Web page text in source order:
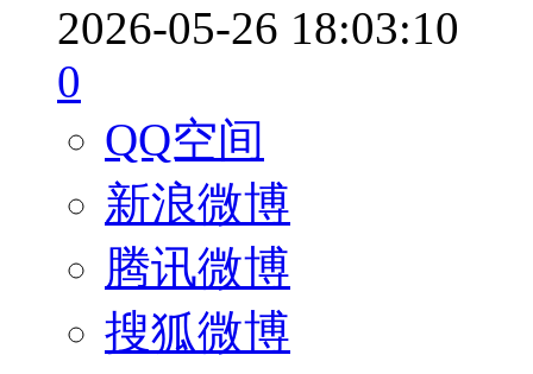
2026-05-26 18:03:10
0
QQ空间
新浪微博
腾讯微博
搜狐微博